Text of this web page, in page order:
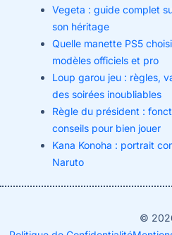
Vegeta : guide complet
son héritage
Quelle manette PS5
modèles officiels et pro
Loup garou jeu : règles,
des soirées inoubliables
Règle du président :
conseils pour bien jouer
Kana Konoha : portrait
Naruto
©